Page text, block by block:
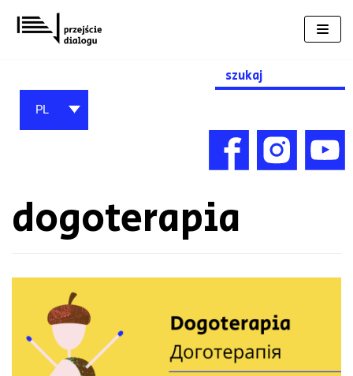
Przejdź
do
Search
for:
PL
dogoterapia